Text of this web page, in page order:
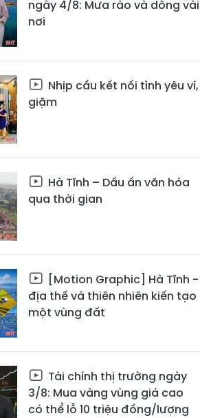
ngày 4/8: Mưa rào và dông vài
nơi
Nhịp cầu kết nối tình yêu ví,
giặm
Hà Tĩnh – Dấu ấn văn hóa
qua thời gian
[Motion Graphic] Hà Tĩnh -
địa thế và thiên nhiên kiến tạo
một vùng đất
Tài chính thị trường ngày
3/8: Mua vàng vùng giá cao
có thể lỗ 10 triệu đồng/lượng